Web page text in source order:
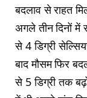
बदलाव से राहत
अगले तीन दिनों में
से 4 डिग्री
बाद मौसम फिर
से 5 डिग्री तक